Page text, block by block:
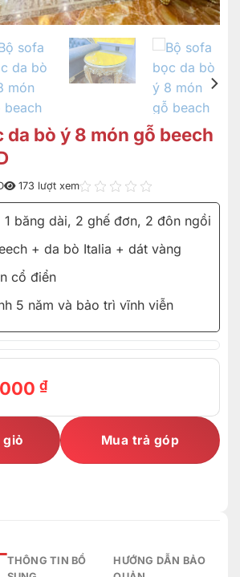
da bò ý 8 món gỗ beech
173 lượt xem
1 băng dài, 2 ghế đơn, 2 đôn ngồi
+ da bò Italia + dát vàng
cổ điển
5 năm và bảo trì vĩnh viễn
₫
giỏ Mua trả góp
THÔNG TIN BỔ
HƯỚNG DẪN BẢO